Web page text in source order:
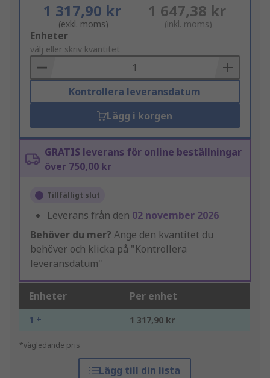
1 317,90 kr
(exkl. moms)
1 647,38 kr
(inkl. moms)
Add
to
Basket
Enheter
välj eller skriv kvantitet
Kontrollera leveransdatum
Lägg i korgen
GRATIS leverans för online beställningar
över 750,00 kr
Tillfälligt slut
Leverans från den 02 november 2026
Behöver du mer? Ange den kvantitet du
behöver och klicka på "Kontrollera
leveransdatum"
Enheter Per enhet
1 + 1 317,90 kr
*vägledande pris
Lägg till din lista